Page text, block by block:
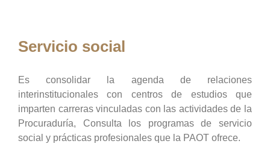
Servicio social
Es consolidar la agenda de relaciones
interinstitucionales con centros de estudios que
imparten carreras vinculadas con las actividades de la
Procuraduría, Consulta los programas de servicio
social y prácticas profesionales que la PAOT ofrece.